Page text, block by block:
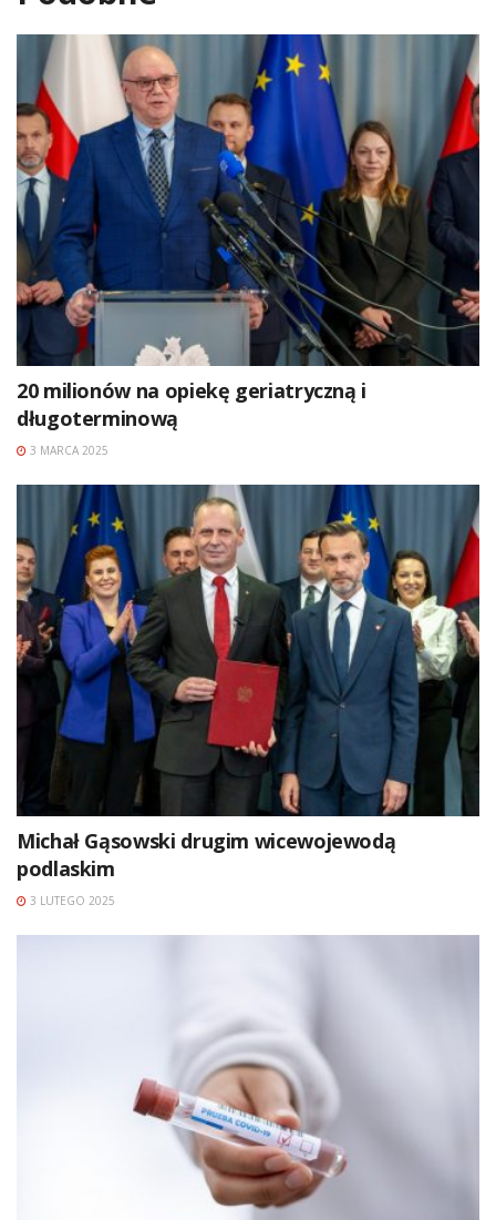
20 milionów na opiekę geriatryczną i
długoterminową
3 MARCA 2025
Michał Gąsowski drugim wicewojewodą
podlaskim
3 LUTEGO 2025